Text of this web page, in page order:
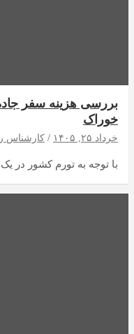
بررسی هزینه سفر
خوراک
خرداد ۲۵, ۱۴۰۵ کارشناس
با توجه به تورم کشور در یک سال